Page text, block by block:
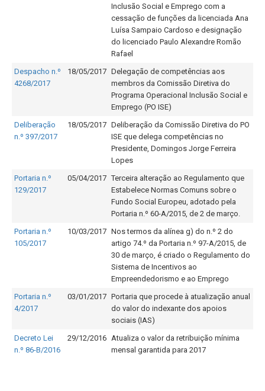
Inclusão Social e Emprego com a
cessação de funções da licenciada Ana
Luísa Sampaio Cardoso e designação
do licenciado Paulo Alexandre Romão
Rafael
Despacho n.º
4268/2017
18/05/2017 Delegação de competências aos
membros da Comissão Diretiva do
Programa Operacional Inclusão Social e
Emprego (PO ISE)
Deliberação
n.º 397/2017
18/05/2017 Deliberação da Comissão Diretiva do PO
ISE que delega competências no
Presidente, Domingos Jorge Ferreira
Lopes
Portaria n.º
129/2017
05/04/2017 Terceira alteração ao Regulamento que
Estabelece Normas Comuns sobre o
Fundo Social Europeu, adotado pela
Portaria n.º 60-A/2015, de 2 de março.
Portaria n.º
105/2017
10/03/2017 Nos termos da alínea g) do n.º 2 do
artigo 74.º da Portaria n.º 97-A/2015, de
30 de março, é criado o Regulamento do
Sistema de Incentivos ao
Empreendedorismo e ao Emprego
Portaria n.º
4/2017
03/01/2017 Portaria que procede à atualização anual
do valor do indexante dos apoios
sociais (IAS)
Decreto Lei
n.º 86-B/2016
29/12/2016 Atualiza o valor da retribuição mínima
mensal garantida para 2017